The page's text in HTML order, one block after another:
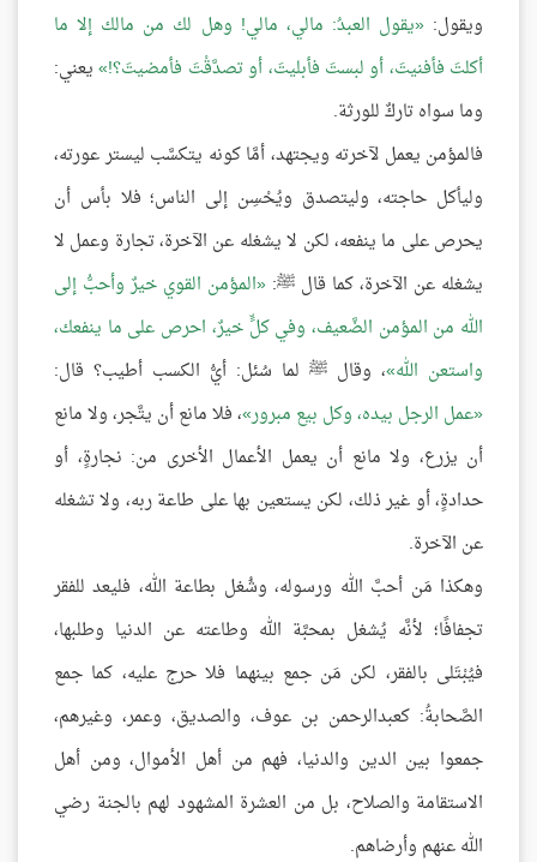
ويقول: يقول العبدُ: مالي، مالي! وهل لك من مالك إلا ما
أكلتَ فأفنيتَ، أو لبستَ فأبليتَ، أو تصدَّقْتَ فأمضيتَ؟! يعني:
وما سواه تاركٌ للورثة.
فالمؤمن يعمل لآخرته ويجتهد، أمَّا كونه يتكسَّب ليستر عورته،
وليأكل حاجته، وليتصدق ويُحْسِن إلى الناس؛ فلا بأس أن
يحرص على ما ينفعه، لكن لا يشغله عن الآخرة، تجارة وعمل لا
يشغله عن الآخرة، كما قال ﷺ: المؤمن القوي خيرٌ وأحبُّ إلى
الله من المؤمن الضَّعيف، وفي كلٍّ خيرٌ، احرص على ما ينفعك،
واستعن الله ، وقال ﷺ لما سُئل: أيُّ الكسب أطيب؟ قال:
عمل الرجل بيده، وكل بيع مبرور ، فلا مانع أن يتَّجر، ولا مانع
أن يزرع، ولا مانع أن يعمل الأعمال الأخرى من: نجارةٍ، أو
حدادةٍ، أو غير ذلك، لكن يستعين بها على طاعة ربه، ولا تشغله
عن الآخرة.
وهكذا مَن أحبَّ الله ورسوله، وشُغل بطاعة الله، فليعد للفقر
تجفافًا؛ لأنَّه يُشغل بمحبَّة الله وطاعته عن الدنيا وطلبها،
فيُبْتَلى بالفقر، لكن مَن جمع بينهما فلا حرج عليه، كما جمع
الصَّحابةُ: كعبدالرحمن بن عوف، والصديق، وعمر، وغيرهم،
جمعوا بين الدين والدنيا، فهم من أهل الأموال، ومن أهل
الاستقامة والصلاح، بل من العشرة المشهود لهم بالجنة رضي
الله عنهم وأرضاهم.